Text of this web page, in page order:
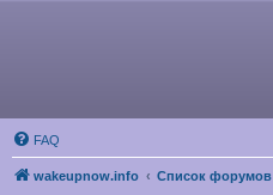
FAQ
wakeupnow.info Список форумов